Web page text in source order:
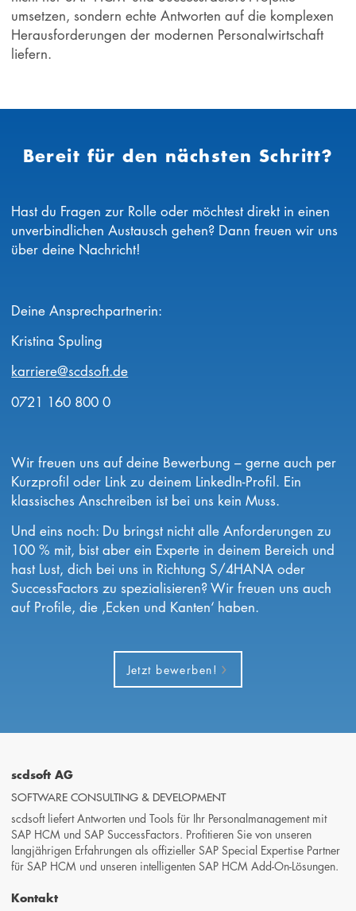
umsetzen, sondern echte Antworten auf die komplexen
Herausforderungen der modernen Personalwirtschaft
liefern.
Bereit für den nächsten Schritt?
Hast du Fragen zur Rolle oder möchtest direkt in einen
unverbindlichen Austausch gehen? Dann freuen wir uns
über deine Nachricht!
Deine Ansprechpartnerin:
Kristina Spuling
karriere@scdsoft.de
0721 160 800 0
Wir freuen uns auf deine Bewerbung – gerne auch per
Kurzprofil oder Link zu deinem LinkedIn-Profil. Ein
klassisches Anschreiben ist bei uns kein Muss.
Und eins noch: Du bringst nicht alle Anforderungen zu
100 % mit, bist aber ein Experte in deinem Bereich und
hast Lust, dich bei uns in Richtung S/4HANA oder
SuccessFactors zu spezialisieren? Wir freuen uns auch
auf Profile, die ‚Ecken und Kanten‘ haben.
Jetzt bewerben!
scdsoft AG
SOFTWARE CONSULTING & DEVELOPMENT
scdsoft liefert Antworten und Tools für Ihr Personalmanagement mit
SAP HCM und SAP SuccessFactors. Profitieren Sie von unseren
langjährigen Erfahrungen als offizieller SAP Special Expertise Partner
für SAP HCM und unseren intelligenten SAP HCM Add-On-Lösungen.
Kontakt